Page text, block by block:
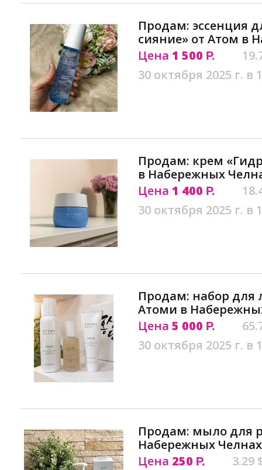
Продам: эссенция
сияние» от Атом в
Цена 1 500 Р.
30 октября 2025 г. в
Продам: крем
в Набережных
Цена 1 400 Р.
30 октября 2025 г. в
Продам: набор для
Атоми в
Цена 5 000 Р.
30 октября 2025 г. в
Продам: мыло для
Набережных Челнах
Цена 250 Р.
3.29